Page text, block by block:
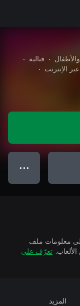
والأطفال • قتالية
•
الإنترنت
•
● ● ●
إلى معلومات ملف
تعرّف على
المزيد